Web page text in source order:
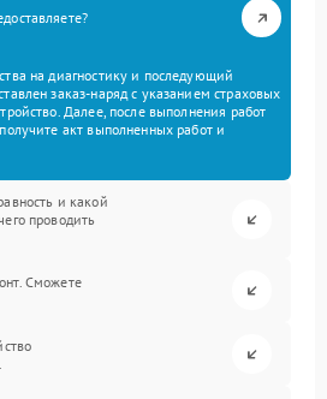
на диагностику и последующий
заказ-наряд с указанием страховых
Далее, после выполнения работ
акт выполненных работ и
и какой
проводить
Сможете